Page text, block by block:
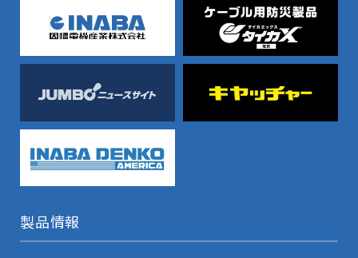
製品情報